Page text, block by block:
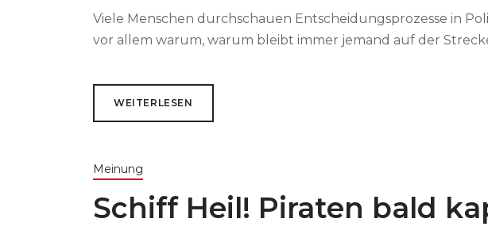
Viele Menschen durchschauen Entscheidungsprozesse in
vor allem warum, warum bleibt immer jemand auf der
WEITERLESEN
Meinung
Schiff Heil! Piraten bald